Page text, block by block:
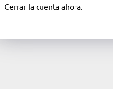
Cerrar la cuenta ahora.